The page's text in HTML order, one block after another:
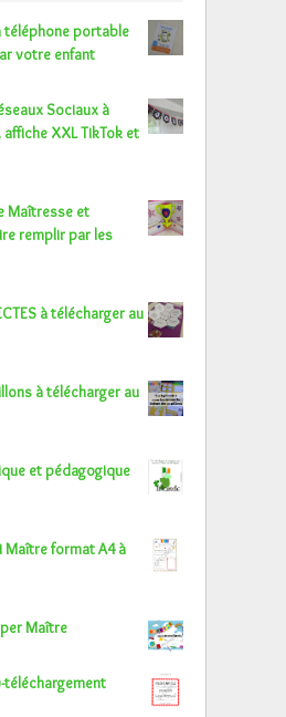
téléphone portable
votre enfant
Sociaux à
XXL TikTok et
Maîtresse et
remplir par les
à télécharger au
à télécharger au
et pédagogique
format A4 à
Maître